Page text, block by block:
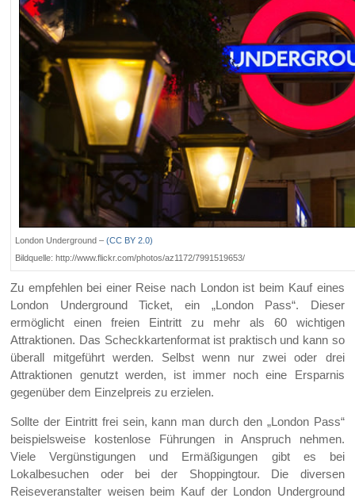
London Underground –(CC BY 2.0)
Bildquelle: http://www.flickr.com/photos/az1172/7991519653/
Zu empfehlen bei einer Reise nach London ist beim Kauf eines
London Underground Ticket, ein „London Pass“. Dieser
ermöglicht einen freien Eintritt zu mehr als 60 wichtigen
Attraktionen. Das Scheckkartenformat ist praktisch und kann so
überall mitgeführt werden. Selbst wenn nur zwei oder drei
Attraktionen genutzt werden, ist immer noch eine Ersparnis
gegenüber dem Einzelpreis zu erzielen.
Sollte der Eintritt frei sein, kann man durch den „London Pass“
beispielsweise kostenlose Führungen in Anspruch nehmen.
Viele Vergünstigungen und Ermäßigungen gibt es bei
Lokalbesuchen oder bei der Shoppingtour. Die diversen
Reiseveranstalter weisen beim Kauf der London Underground